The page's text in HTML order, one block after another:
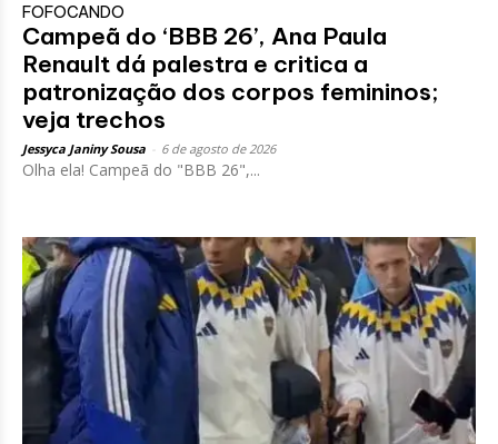
FOFOCANDO
Campeã do ‘BBB 26’, Ana Paula
Renault dá palestra e critica a
patronização dos corpos femininos;
veja trechos
Jessyca Janiny Sousa 6 de agosto de 2026
Olha ela! Campeã do "BBB 26",...